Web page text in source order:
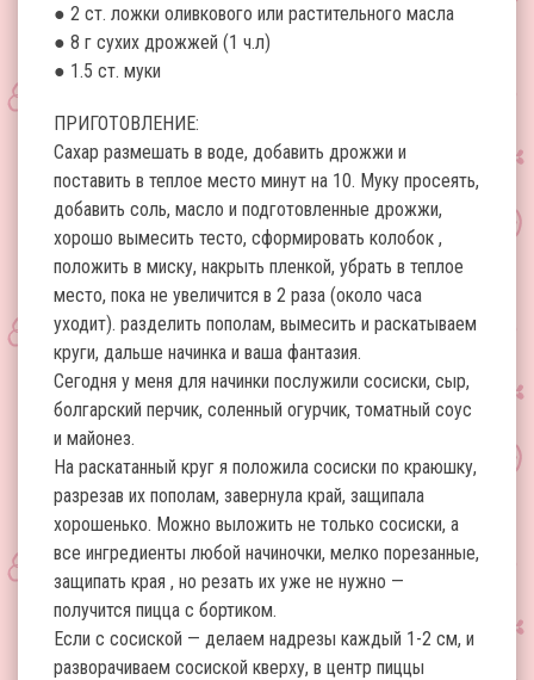
● 2 ст. ложки оливкового или растительного масла
● 8 г сухих дрожжей (1 ч.л)
● 1.5 ст. муки
ПРИГОТОВЛЕНИЕ:
Сахар размешать в воде, добавить дрожжи и
поставить в теплое место минут на 10. Муку просеять,
добавить соль, масло и подготовленные дрожжи,
хорошо вымесить тесто, сформировать колобок ,
положить в миску, накрыть пленкой, убрать в теплое
место, пока не увеличится в 2 раза (около часа
уходит). разделить пополам, вымесить и раскатываем
круги, дальше начинка и ваша фантазия.
Сегодня у меня для начинки послужили сосиски, сыр,
болгарский перчик, соленный огурчик, томатный соус
и майонез.
На раскатанный круг я положила сосиски по краюшку,
разрезав их пополам, завернула край, защипала
хорошенько. Можно выложить не только сосиски, а
все ингредиенты любой начиночки, мелко порезанные,
защипать края , но резать их уже не нужно —
получится пицца с бортиком.
Если с сосиской — делаем надрезы каждый 1-2 см, и
разворачиваем сосиской кверху, в центр пиццы